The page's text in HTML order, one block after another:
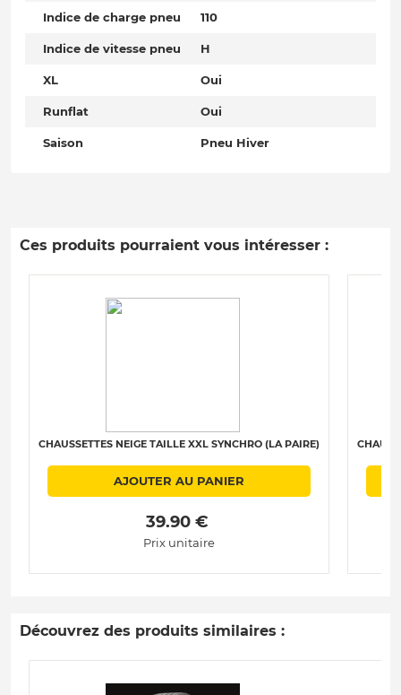
Indice de charge pneu 110
Indice de vitesse pneu H
XL Oui
Runflat Oui
Saison Pneu Hiver
Ces produits pourraient vous intéresser :
CHAUSSETTES NEIGE TAILLE XXL SYNCHRO (LA PAIRE)
AJOUTER AU PANIER
39.90 €
Prix unitaire
Découvrez des produits similaires :